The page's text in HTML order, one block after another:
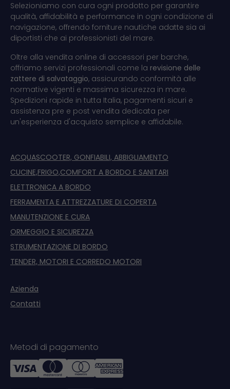
Selezioniamo con cura ogni prodotto per garantire
qualità, affidabilità e performance in ogni condizione di
navigazione, offrendo forniture nautiche adatte sia ai
diportisti che ai professionisti del mare.
Oltre alla vendita online di accessori per barche,
offriamo servizi professionali come la revisione delle
zattere di salvataggio, assicurando conformità alle
normative vigenti e massima sicurezza in mare.
Spedizioni rapide in tutta Italia, pagamenti sicuri e
assistenza pre e post vendita dedicata per
un'esperienza d'acquisto semplice e affidabile.
ACQUASCOOTER, GONFIABILI, ABBIGLIAMENTO
CUCINE,FRIGO,COMFORT A BORDO E SANITARI
ELETTRONICA A BORDO
FERRAMENTA E ATTREZZATURE DI COPERTA
MANUTENZIONE E CURA
ORMEGGIO E SICUREZZA
STRUMENTAZIONE DI BORDO
TENDER, MOTORI E CORREDO MOTORI
Azienda
Contatti
Metodi di pagamento